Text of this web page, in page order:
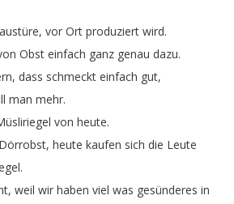
, vor Ort produziert wird.
Obst einfach ganz genau dazu.
, dass schmeckt einfach gut,
man mehr.
von heute.
Dörrobst, heute kaufen sich die Leute
.
, weil wir haben viel was gesünderes in